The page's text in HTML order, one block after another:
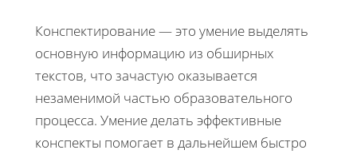
Конспектирование — это умение выделять
основную информацию из обширных
текстов, что зачастую оказывается
незаменимой частью образовательного
процесса. Умение делать эффективные
конспекты помогает в дальнейшем быстро